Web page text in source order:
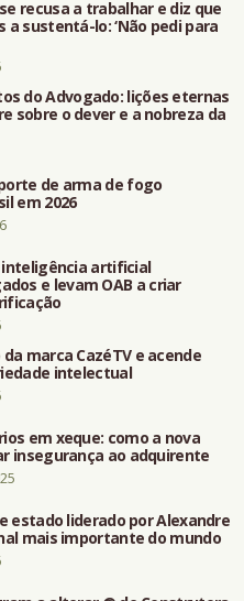
recusa a trabalhar e diz que
a sustentá-lo: ‘Não pedi para
do Advogado: lições eternas
sobre o dever e a nobreza da
de arma de fogo
em 2026
inteligência artificial
e levam OAB a criar
marca CazéTV e acende
intelectual
em xeque: como a nova
insegurança ao adquirente
estado liderado por Alexandre
mais importante do mundo